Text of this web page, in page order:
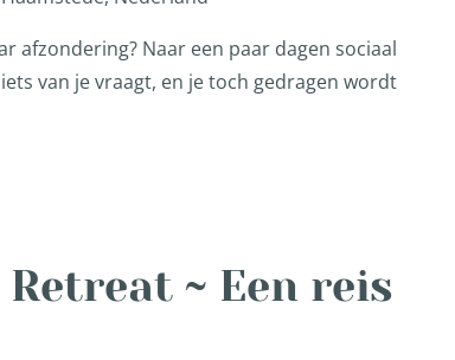
afzondering? Naar een paar dagen sociaal
van je vraagt, en je toch gedragen wordt
~ Een reis